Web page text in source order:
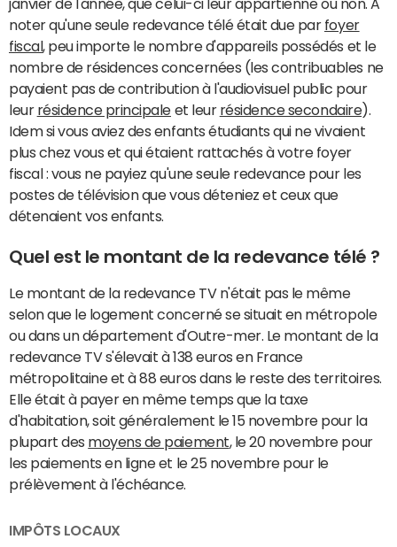
janvier de l'année, que celui-ci leur appartienne ou non. A
noter qu'une seule redevance télé était due par foyer
fiscal , peu importe le nombre d'appareils possédés et le
nombre de résidences concernées (les contribuables ne
payaient pas de contribution à l'audiovisuel public pour
leur résidence principale et leur résidence secondaire).
Idem si vous aviez des enfants étudiants qui ne vivaient
plus chez vous et qui étaient rattachés à votre foyer
fiscal : vous ne payiez qu'une seule redevance pour les
postes de télévision que vous déteniez et ceux que
détenaient vos enfants.
Quel est le montant de la redevance télé ?
Le montant de la redevance TV n'était pas le même
selon que le logement concerné se situait en métropole
ou dans un département d'Outre-mer. Le montant de la
redevance TV s'élevait à 138 euros en France
métropolitaine et à 88 euros dans le reste des territoires.
Elle était à payer en même temps que la taxe
d'habitation, soit généralement le 15 novembre pour la
plupart des moyens de paiement, le 20 novembre pour
les paiements en ligne et le 25 novembre pour le
prélèvement à l'échéance.
IMPÔTS LOCAUX